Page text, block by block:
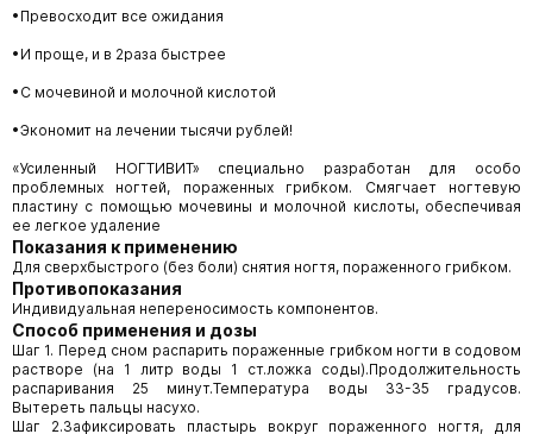
•Превосходит все ожидания
•И проще, и в 2раза быстрее
•С мочевиной и молочной кислотой
•Экономит на лечении тысячи рублей!
«Усиленный НОГТИВИТ» специально разработан для особо
проблемных ногтей, пораженных грибком. Смягчает ногтевую
пластину с помощью мочевины и молочной кислоты, обеспечивая
ее легкое удаление
Показания к применению
Для сверхбыстрого (без боли) снятия ногтя, пораженного грибком.
Противопоказания
Индивидуальная непереносимость компонентов.
Способ применения и дозы
Шаг 1. Перед сном распарить пораженные грибком ногти в содовом
растворе (на 1 литр воды 1 ст.ложка соды).Продолжительность
распаривания 25 минут.Температура воды 33-35 градусов.
Вытереть пальцы насухо.
Шаг 2.Зафиксировать пластырь вокруг пораженного ногтя, для